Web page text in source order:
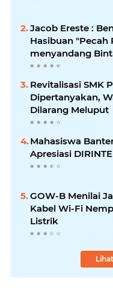
Jacob Ereste : Benny Iskandar
Hasibuan "Pecah
menyandang
Tahun Ngejokrok
Kombes
Revitalisasi SMK
Dipertanyakan,
Dilarang Meluput
Mahasiswa
Apresiasi
GOW-B Menilai
Kabel Wi-Fi
Listrik